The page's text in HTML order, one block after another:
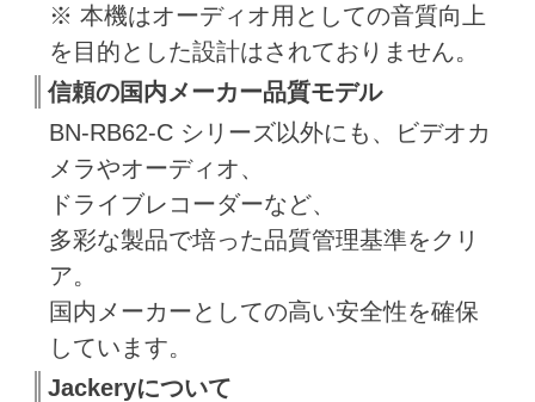
※ 本機はオーディオ用としての音質向上
を目的とした設計はされておりません。
信頼の国内メーカー品質モデル
BN-RB62-C シリーズ以外にも、ビデオカ
メラやオーディオ、
ドライブレコーダーなど、
多彩な製品で培った品質管理基準をクリ
ア。
国内メーカーとしての高い安全性を確保
しています。
Jackeryについて